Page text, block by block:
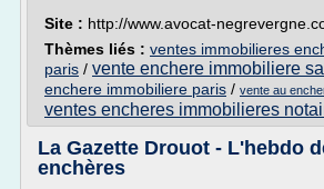
Site : http://www.avocat-
Thèmes liés : ventes immobilieres
paris / vente enchere immobiliere
enchere immobiliere paris / vente au
ventes encheres immobilieres
La Gazette Drouot - L'hebdo
enchères